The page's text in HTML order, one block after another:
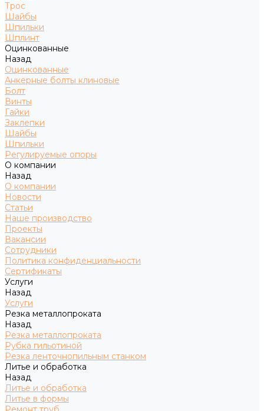
Трос
Шайбы
Шпильки
Шплинт
Оцинкованные
Назад
Оцинкованные
Анкерные болты клиновые
Болт
Винты
Гайки
Заклепки
Шайбы
Шпильки
Регулируемые опоры
О компании
Назад
О компании
Новости
Статьи
Наше производство
Проекты
Вакансии
Сотрудники
Политика конфиденциальности
Сертификаты
Услуги
Назад
Услуги
Резка металлопроката
Назад
Резка металлопроката
Рубка гильотиной
Резка ленточнопильным станком
Литье и обработка
Назад
Литье и обработка
Литье в формы